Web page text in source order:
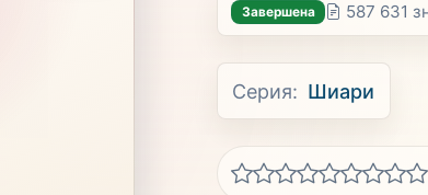
Завершена 587 631
Серия: Шиари